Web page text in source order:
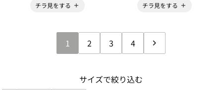
チラ見をする
チラ見をする
1 2 3 4
サイズで絞り込む